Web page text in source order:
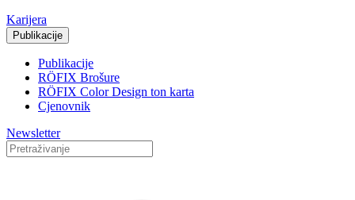
Karijera
Publikacije
Publikacije
RÖFIX Brošure
RÖFIX Color Design ton karta
Cjenovnik
Newsletter